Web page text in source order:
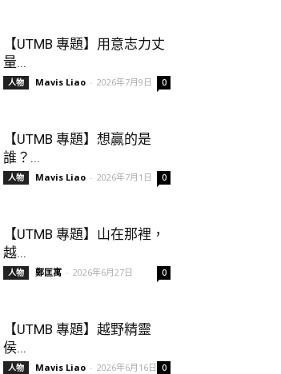
【UTMB 專題】用意志力丈
量...
人物 Mavis Liao - 2026年7月9日 0
【UTMB 專題】想贏的是
誰？...
人物 Mavis Liao - 2026年7月1日 0
【UTMB 專題】山在那裡，
越...
人物 鄭匡寓 - 2026年6月27日 0
【UTMB 專題】越野精靈
侯...
人物 Mavis Liao - 2026年6月16日 0